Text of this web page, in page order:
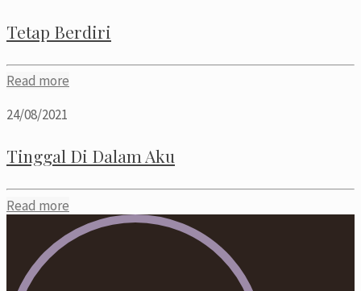
Tetap Berdiri
Read more
24/08/2021
Tinggal Di Dalam Aku
Read more